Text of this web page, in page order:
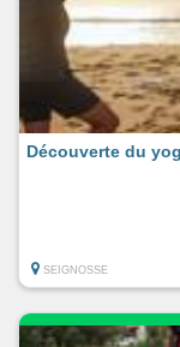
Découverte du
SEIGNOSSE